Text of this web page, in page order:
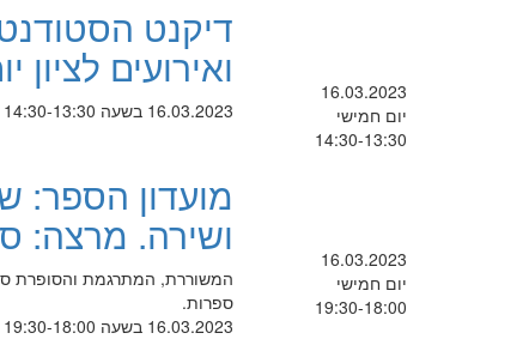
16.03.2023
יום חמישי
14:30-13:30
דיקנט
ואירועים לציון
16.03.2023 בשעה 14:30-13:30
16.03.2023
יום חמישי
19:30-18:00
מועדון הספר:
ושירה. מרצה:
המשוררת, המתרגמת והסופרת
ספרות.
16.03.2023 בשעה 19:30-18:00